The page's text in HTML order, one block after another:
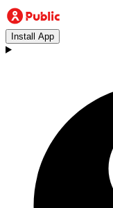
Install App